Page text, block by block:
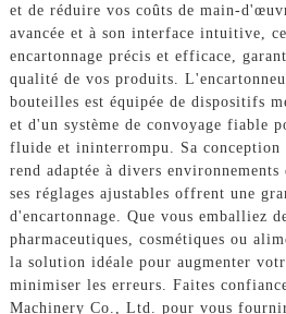
et de réduire vos coûts de main-
avancée et à son interface intuitive,
encartonnage précis et efficace,
qualité de vos produits.
bouteilles est équipée de dispositifs
et d'un système de convoyage fiable
fluide et ininterrompu. Sa conception
rend adaptée à divers
ses réglages ajustables offrent une
d'encartonnage. Que vous emballiez
pharmaceutiques, cosmétiques ou
la solution idéale pour augmenter
minimiser les erreurs. Faites
Machinery Co., Ltd. pour vous